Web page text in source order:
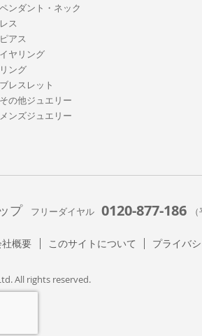
ペンダント・ネック
レス
ピアス
イヤリング
リング
ブレスレット
その他ジュエリー
メンズジュエリー
プ フリーダイヤル 0120-877-186
社概要 このサイトについて プライバ
All rights reserved.